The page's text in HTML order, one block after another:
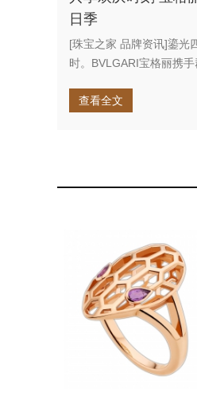
日季
[珠宝之家 品牌资讯]鎏光
时。BVLGARI宝格丽携
查看全文